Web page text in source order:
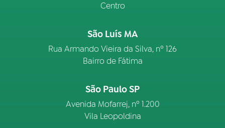
Centro
São Luís MA
Rua Armando Vieira da Silva, nº 126
Bairro de Fátima
São Paulo SP
Avenida Mofarrej, nº 1.200
Vila Leopoldina